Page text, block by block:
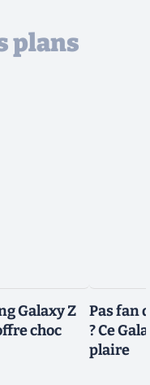
plans
Galaxy Z
choc
Pas fan
? Ce
plaire